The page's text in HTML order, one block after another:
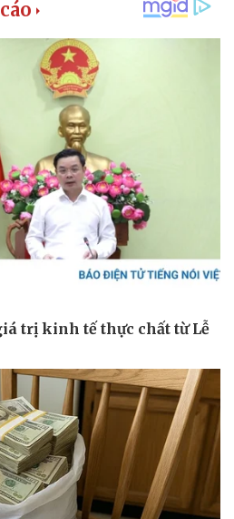
Quân sự - Quốc phòng
Vũ khí
Việt Nam
Phân tích